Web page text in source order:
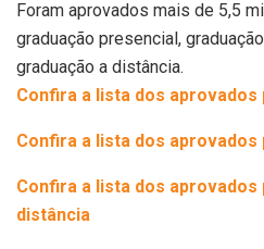
Foram aprovados mais de 5,5
graduação presencial,
graduação a distância.
Confira a lista dos
Confira a lista dos
Confira a lista dos
distância